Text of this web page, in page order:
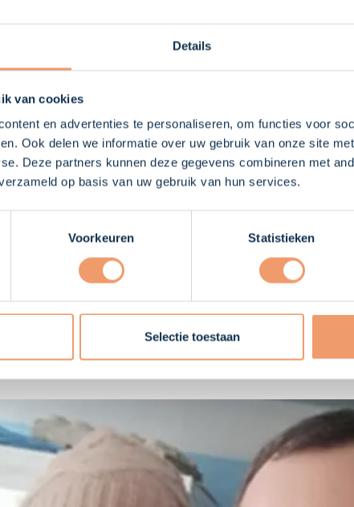
Details
van cookies
en advertenties te personaliseren, om functies voor
Ook delen we informatie over uw gebruik van onze site
Deze partners kunnen deze gegevens combineren met
op basis van uw gebruik van hun services.
Voorkeuren Statistieken
Selectie toestaan
a bigger house that’s more comfortable. For the
out, but we speak with the neighbours to take some
are not allowed to go out and the police comes every
we have been told to do."
toekomst eruit?
there is a similar situation, but I think it completely
that this pandemic will be over maybe already within
us to stay in Romania and don’t travel abroad.
weer terug te keren op één van de TPS